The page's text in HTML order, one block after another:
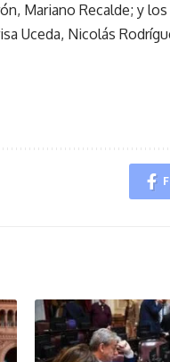
Mariano Recalde; y
Uceda, Nicolás